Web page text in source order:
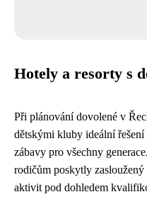
Hotely a resorty s
Při plánování dovolené v
dětskými kluby ideální
zábavy pro všechny
rodičům poskytly
aktivit pod dohledem